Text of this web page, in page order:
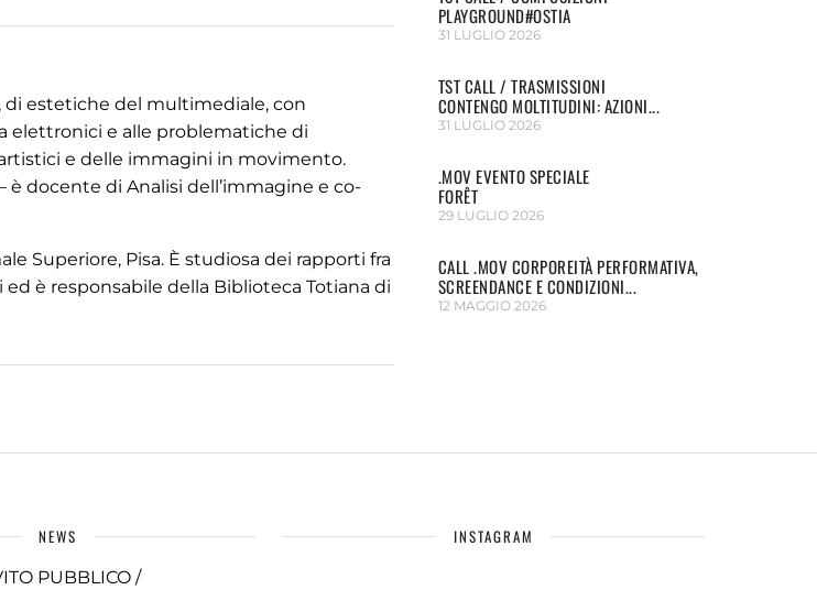
di estetiche del multimediale, con
elettronici e alle problematiche di
e delle immagini in movimento.
è docente di Analisi dell’immagine e co-
Superiore, Pisa. È studiosa dei rapporti fra
è responsabile della Biblioteca Totiana di
PLAYGROUND#OSTIA
31 LUGLIO 2026
TST CALL / TRASMISSIONI
CONTENGO MOLTITUDINI: AZIONI...
31 LUGLIO 2026
.MOV EVENTO SPECIALE
FORÊT
29 LUGLIO 2026
CALL .MOV CORPOREITÀ PERFORMATIVA,
SCREENDANCE E CONDIZIONI...
12 MAGGIO 2026
NEWS
PUBBLICO /
INSTAGRAM